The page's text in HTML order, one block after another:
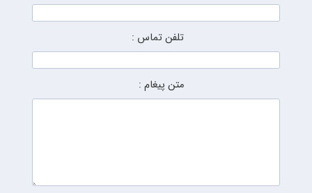
تلفن تماس :
متن پیغام :